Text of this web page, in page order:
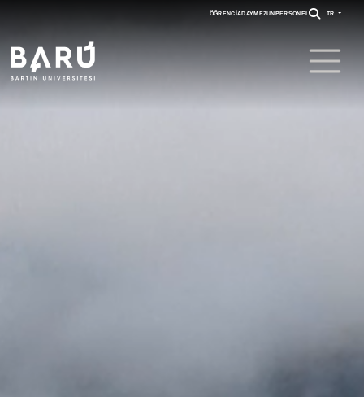
ÖĞRENCI ADAYMEZUN PERSONEL TR